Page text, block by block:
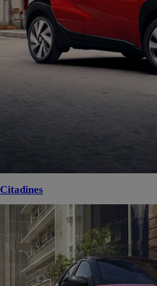
Citadines